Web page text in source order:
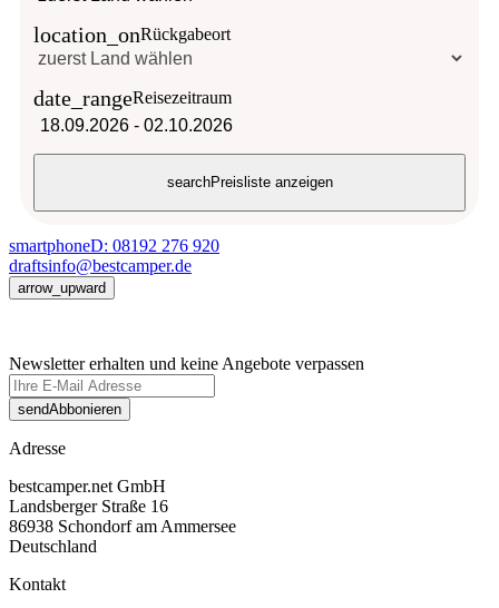
location_onRückgabeort
date_rangeReisezeitraum
18.09.2026 - 02.10.2026
searchPreisliste anzeigen
smartphoneD: 08192 276 920
draftsinfo@bestcamper.de
arrow_upward
Newsletter erhalten und keine Angebote verpassen
sendAbbonieren
Adresse
bestcamper.net GmbH
Landsberger Straße 16
86938 Schondorf am Ammersee
Deutschland
Kontakt